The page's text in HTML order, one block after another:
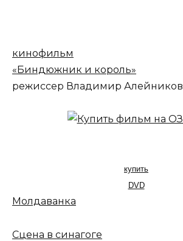
кинофильм
«Биндюжник и король»
режиссер Владимир Алейников
купить
DVD
Молдаванка
Сцена в синагоге